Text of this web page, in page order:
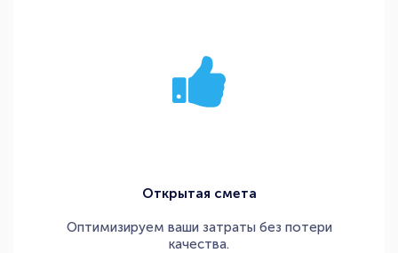
Открытая смета
Оптимизируем ваши затраты без потери
качества.